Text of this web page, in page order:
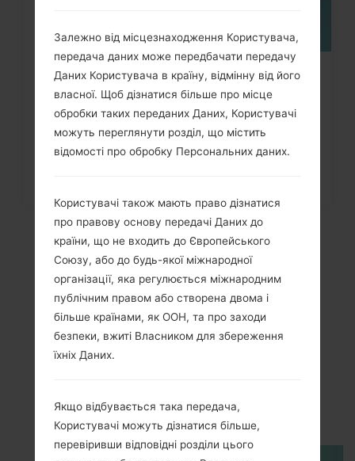
Як видалити усі дані з телефону
через меню на LG Viewty,...
LGKG248(LGKG248)
Залежно від місцезнаходження Користувача,
передача даних може передбачати передачу
Даних Користувача в країну, відмінну від його
власної. Щоб дізнатися більше про місце
обробки таких переданих Даних, Користувачі
можуть переглянути розділ, що містить
відомості про обробку Персональних даних.
Користувачі також мають право дізнатися
про правову основу передачі Даних до
країни, що не входить до Європейського
Союзу, або до будь-якої міжнародної
організації, яка регулюється міжнародним
публічним правом або створена двома і
більше країнами, як ООН, та про заходи
безпеки, вжиті Власником для збереження
їхніх Даних.
Якщо відбувається така передача,
Користувачі можуть дізнатися більше,
перевіривши відповідні розділи цього